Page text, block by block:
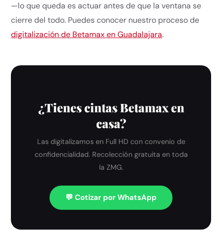
—lo que queda es actuar antes de que la ventana se
cierre del todo. Puedes conocer nuestro proceso de
digitalización de Betamax en Guadalajara.
¿Tienes cintas Betamax en
casa?
Las digitalizamos en Full HD con convenio de
confidencialidad. Recolección gratuita en toda
la ZMG.
💬 Cotizar por WhatsApp